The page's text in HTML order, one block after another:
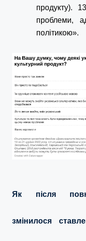
продукту).
проблеми,
політикою».
Як після
змінилося